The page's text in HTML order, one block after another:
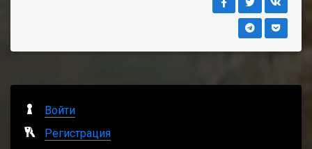
Войти
Регистрация